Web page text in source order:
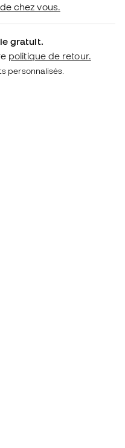
chez vous.
gratuit.
politique de retour.
personnalisés.